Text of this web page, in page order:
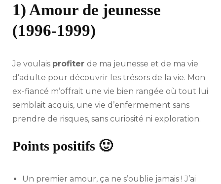
1) Amour de jeunesse
(1996-1999)
Je voulais profiter de ma jeunesse et de ma vie
d’adulte pour découvrir les trésors de la vie. Mon
ex-fiancé m’offrait une vie bien rangée où tout lui
semblait acquis, une vie d’enfermement sans
prendre de risques, sans curiosité ni exploration.
Points positifs 🙂
Un premier amour, ça ne s’oublie jamais ! J’ai